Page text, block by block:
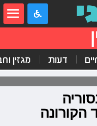
דעות מגזין
הקורונה